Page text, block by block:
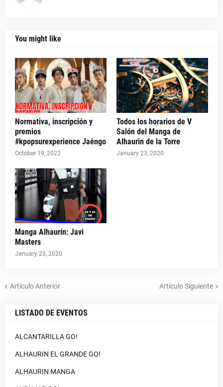
You might like
Normativa, inscripción y
premios
#kpopsurexperience Jaéngo
October 19, 2022
Todos los horarios de V
Salón del Manga de
Alhaurin de la Torre
January 23, 2020
Manga Alhaurín: Javi
Masters
January 23, 2020
Artículo Anterior Artículo Siguiente
LISTADO DE EVENTOS
ALCANTARILLA GO!
ALHAURIN EL GRANDE GO!
ALHAURIN MANGA